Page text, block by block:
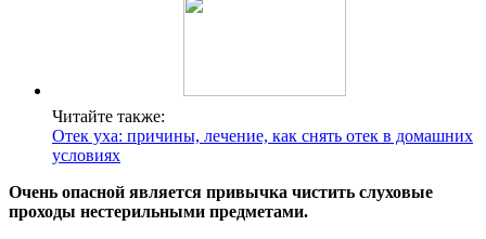
Читайте также:
Отек уха: причины, лечение, как снять отек в домашних
условиях
Очень опасной является привычка чистить слуховые
проходы нестерильными предметами.